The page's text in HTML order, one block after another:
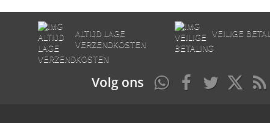
ALTIJD LAGE
VERZENDKOSTEN
VEILIGE
Volg ons